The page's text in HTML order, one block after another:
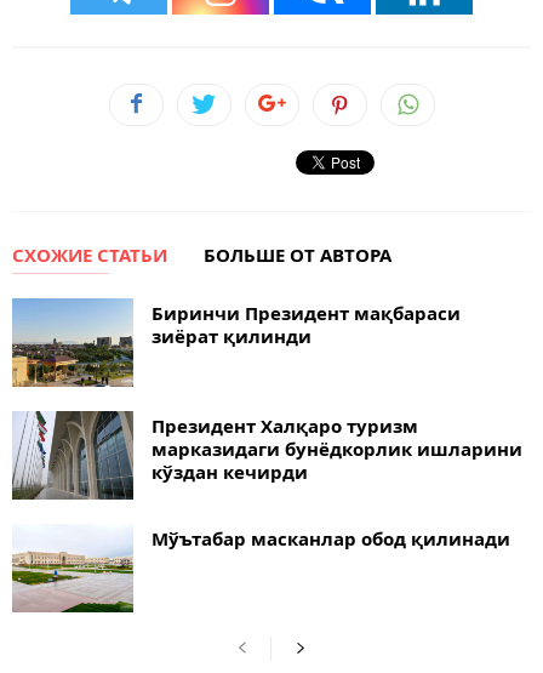
СХОЖИЕ СТАТЬИ БОЛЬШЕ ОТ АВТОРА
Биринчи Президент мақбараси
зиёрат қилинди
Президент Халқаро туризм
марказидаги бунёдкорлик ишларини
кўздан кечирди
Мўътабар масканлар обод қилинади